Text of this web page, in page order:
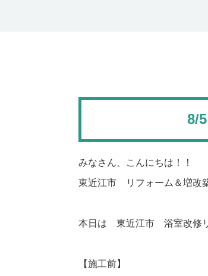
8/
みなさん、こんにちは！！
東近江市 リフォーム＆増改
本日は 東近江市 浴室改修リ
【施工前】